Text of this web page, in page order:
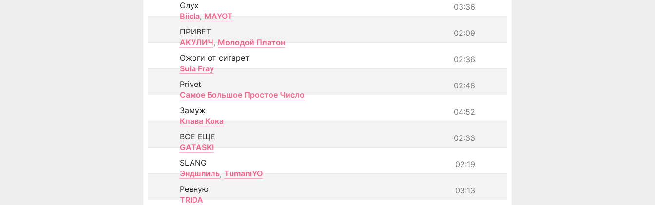
03:36
Слух
Biicla, MAYOT
02:09
ПРИВЕТ
АКУЛИЧ, Молодой Платон
02:36
Ожоги от сигарет
Sula Fray
02:48
Privet
Самое Большое Простое Число
04:52
Замуж
Клава Кока
02:33
ВСЕ ЕЩЕ
GATASKI
02:19
SLANG
Эндшпиль, TumaniYO
03:13
Ревную
TRIDA